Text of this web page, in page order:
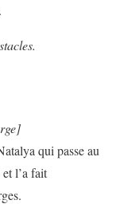
qui passe au
l’a fait